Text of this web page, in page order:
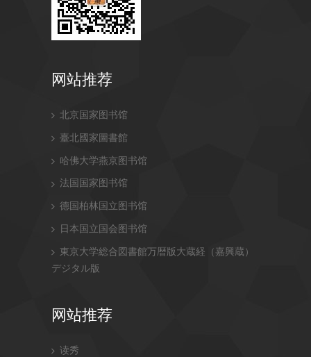
网站推荐
北京国家图书馆
臺北國家圖書館
哈佛大学燕京图书馆
法国国家图书馆
德国柏林国立图书馆
日本国立国会图书馆
東京大学総合図書館万暦版大蔵経（嘉興蔵）
デジタル版
网站推荐
读秀